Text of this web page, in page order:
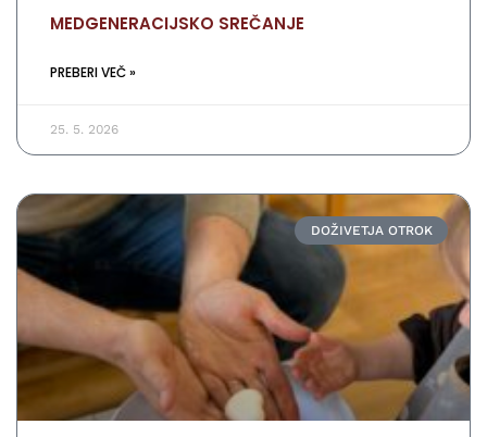
MEDGENERACIJSKO SREČANJE
PREBERI VEČ »
25. 5. 2026
DOŽIVETJA OTROK